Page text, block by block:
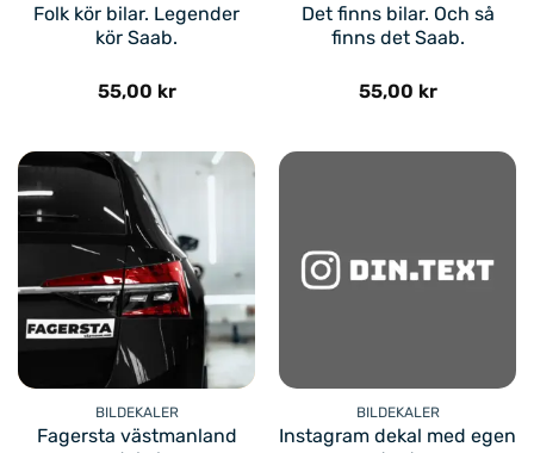
Folk kör bilar. Legender
kör Saab.
55,00 kr
Det finns bilar. Och så
finns det Saab.
55,00 kr
BILDEKALER
Fagersta västmanland
BILDEKALER
Instagram dekal med egen